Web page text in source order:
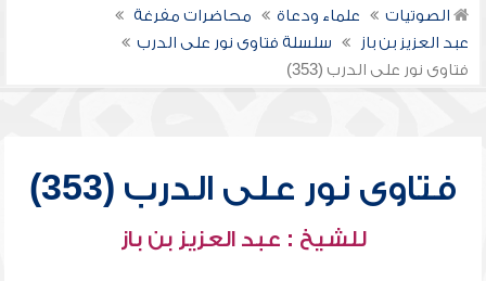
الصوتيات علماء ودعاة
محاضرات مفرغة
عبد العزيز بن باز
سلسلة فتاوى نور على الدرب
فتاوى نور على الدرب (353)
فتاوى نور على الدرب (353)
للشيخ : عبد العزيز بن باز